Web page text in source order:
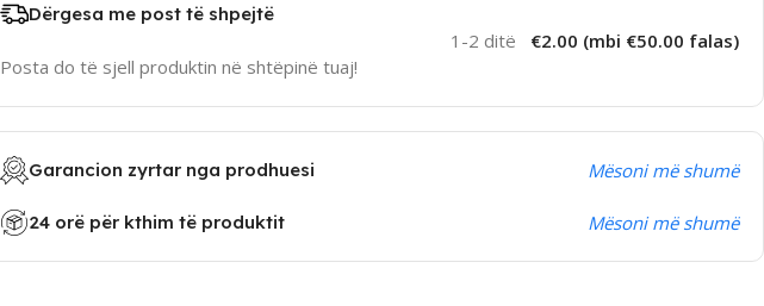
Dërgesa me post të shpejtë
Posta do të sjell produktin në shtëpinë tuaj!
1-2 ditë €2.00 (mbi €50.00 falas)
Garancion zyrtar nga prodhuesi Mësoni më shumë
24 orë për kthim të produktit Mësoni më shumë